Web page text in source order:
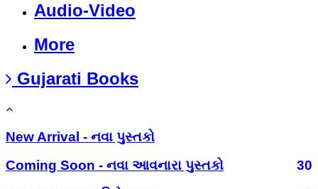
Audio-Video
More
Gujarati Books
New Arrival - નવા પુસ્તકો
Coming Soon - નવા આવનારા પુસ્તકો
30